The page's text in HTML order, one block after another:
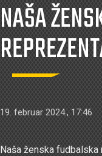
NAŠA
19. februar 2024., 17:46
Naša ženska